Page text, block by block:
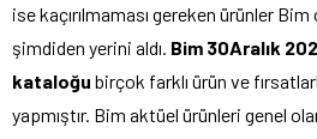
ise kaçırılmaması gereken ürünler Bim
şimdiden yerini aldı. Bim 30Aralık
kataloğu birçok farklı ürün ve
yapmıştır. Bim aktüel ürünleri genel